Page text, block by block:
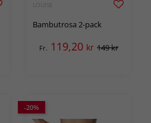
LOUISE
Bambutrosa 2-pack
Fr. 119,20 kr 149 kr
-20%